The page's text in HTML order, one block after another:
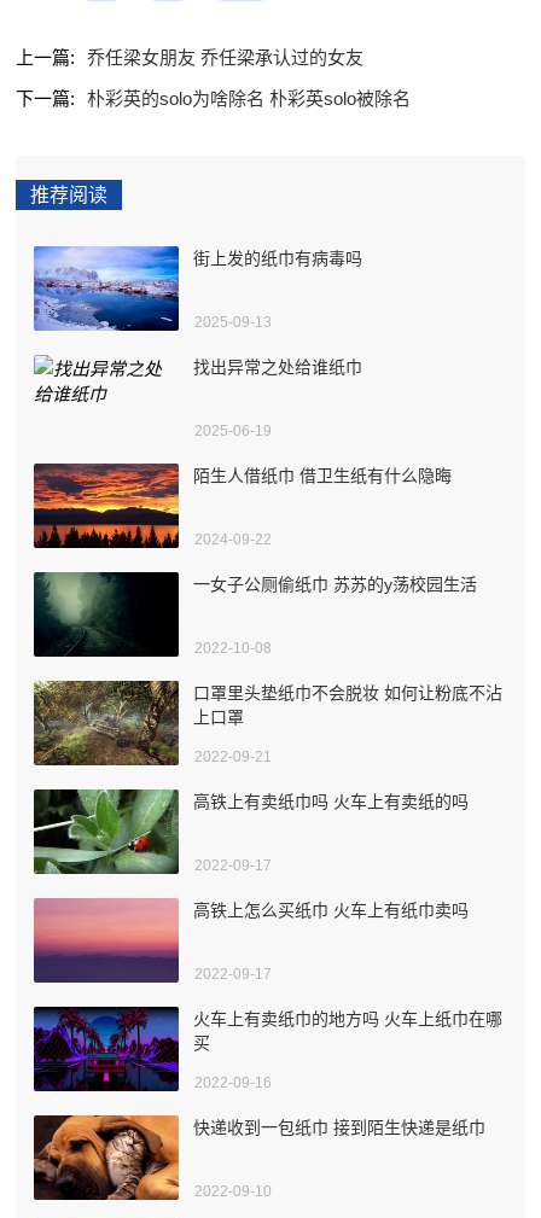
上一篇:
乔任梁女朋友 乔任梁承认过的女友
下一篇:
朴彩英的solo为啥除名 朴彩英solo被除名
推荐阅读
街上发的纸巾有病毒吗
2025-09-13
找出异常之处给谁纸巾
2025-06-19
陌生人借纸巾 借卫生纸有什么隐晦
2024-09-22
一女子公厕偷纸巾 苏苏的y荡校园生活
2022-10-08
口罩里头垫纸巾不会脱妆 如何让粉底不沾
上口罩
2022-09-21
高铁上有卖纸巾吗 火车上有卖纸的吗
2022-09-17
高铁上怎么买纸巾 火车上有纸巾卖吗
2022-09-17
火车上有卖纸巾的地方吗 火车上纸巾在哪
买
2022-09-16
快递收到一包纸巾 接到陌生快递是纸巾
2022-09-10